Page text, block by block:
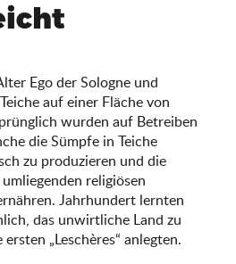
Ego der Sologne und
auf einer Fläche von
wurden auf Betreiben
die Sümpfe in Teiche
zu produzieren und die
religiösen
Jahrhundert lernten
das unwirtliche Land zu
„Leschères“ anlegten.